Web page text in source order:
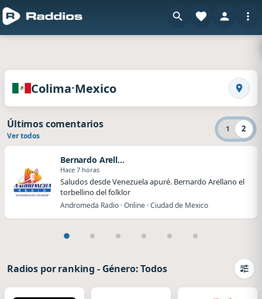
Radios de Colima · Mexicoen Raddios
Colima·Mexico
1 2
Últimos comentarios
Ver todos
Bernardo Arellano
Hace 7 horas
Saludos desde Venezuela apuré. Bernardo Arellano el
torbellino del folklor
Andromeda Radio · Online · Ciudad de Mexico
Radios por ranking - Género: Todos